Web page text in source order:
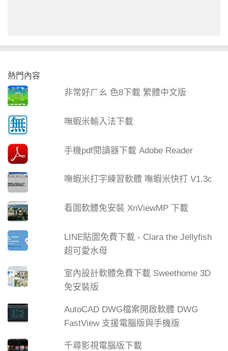
熱門內容
非常好ㄏㄠ 色8下載 繁體中文版
嘸蝦米輸入法下載
手機pdf閱讀器下載 Adobe Reader
嘸蝦米打字練習軟體 嘸蝦米快打 V1.3c
看圖軟體免安裝 XnViewMP 下載
LINE貼圖免費下載 - Clara the Jellyfish
超可愛水母
室內設計軟體免費下載 Sweethome 3D
免安裝版
AutoCAD DWG檔案開啟軟體 DWG
FastView 支援電腦版與手機版
千尋影視電腦版下載